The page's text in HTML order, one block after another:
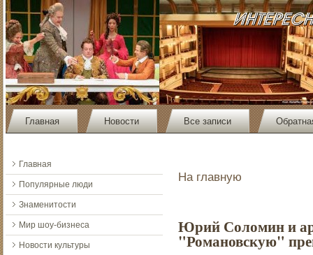
Главная Новости Все записи
Главная
Популярные люди
Знаменитости
Мир шоу-бизнеса
Новости культуры
На главную
Юрий Соломин и
"Романовскую"